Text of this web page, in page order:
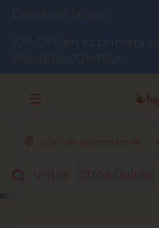
Descarga la app!
10% OFF en tu primera
PRIMERACOMPRA
Abrir menu de navegación
¿Dónde quieres pedir?
Facturitas Otros Dulces